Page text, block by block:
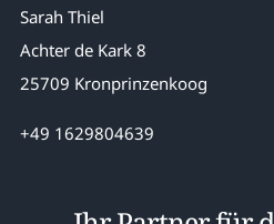
Sarah Thiel
Achter de Kark 8
25709 Kronprinzenkoog
+49 1629804639